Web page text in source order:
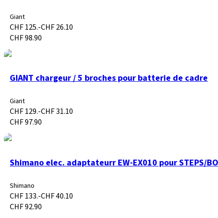
Giant
CHF 125.-CHF 26.10
CHF 98.90
GIANT chargeur / 5 broches pour batterie de cadre
Giant
CHF 129.-CHF 31.10
CHF 97.90
Shimano elec. adaptateurr EW-EX010 pour STEPS/
Shimano
CHF 133.-CHF 40.10
CHF 92.90